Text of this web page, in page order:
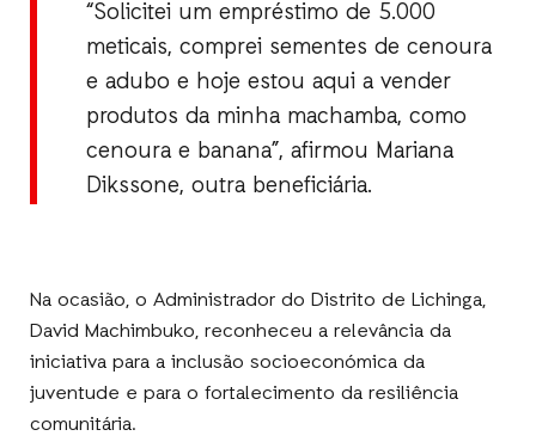
“Solicitei um empréstimo de 5.000
meticais, comprei sementes de cenoura
e adubo e hoje estou aqui a vender
produtos da minha machamba, como
cenoura e banana”, afirmou Mariana
Dikssone, outra beneficiária.
Na ocasião, o Administrador do Distrito de Lichinga,
David Machimbuko, reconheceu a relevância da
iniciativa para a inclusão socioeconómica da
juventude e para o fortalecimento da resiliência
comunitária.